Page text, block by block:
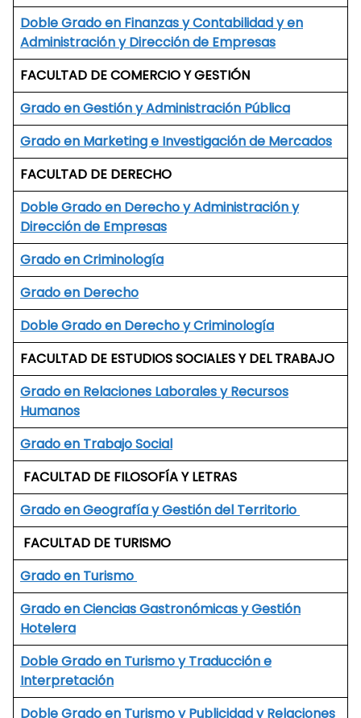
Doble Grado en Finanzas y Contabilidad y en
Administración y Dirección de Empresas
FACULTAD DE COMERCIO Y GESTIÓN
Grado en Gestión y Administración Pública
Grado en Marketing e Investigación de Mercados
FACULTAD DE DERECHO
Doble Grado en Derecho y Administración y
Dirección de Empresas
Grado en Criminología
Grado en Derecho
Doble Grado en Derecho y Criminología
FACULTAD DE ESTUDIOS SOCIALES Y DEL TRABAJO
Grado en Relaciones Laborales y Recursos
Humanos
Grado en Trabajo Social
FACULTAD DE FILOSOFÍA Y LETRAS
Grado en Geografía y Gestión del Territorio
FACULTAD DE TURISMO
Grado en Turismo
Grado en Ciencias Gastronómicas y Gestión
Hotelera
Doble Grado en Turismo y Traducción e
Interpretación
Doble Grado en Turismo y Publicidad y Relaciones